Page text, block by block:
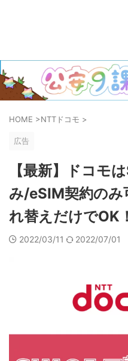
HOME >NTTドコモ >
広告
【最新】ドコモ
み/eSIM契約のみ
れ替えだけでOK！
2022/03/11 2022/07/01